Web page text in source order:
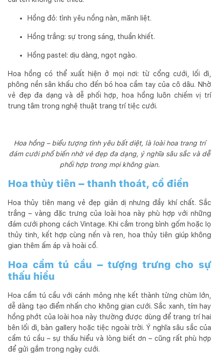
Hồng đỏ: tình yêu nồng nàn, mãnh liệt.
Hồng trắng: sự trong sáng, thuần khiết.
Hồng pastel: dịu dàng, ngọt ngào.
Hoa hồng có thể xuất hiện ở mọi nơi: từ cổng cưới, lối đi,
phông nền sân khấu cho đến bó hoa cầm tay của cô dâu. Nhờ
vẻ đẹp đa dạng và dễ phối hợp, hoa hồng luôn chiếm vị trí
trung tâm trong nghệ thuật trang trí tiệc cưới.
Hoa hồng – biểu tượng tình yêu bất diệt, là loài hoa trang trí
đám cưới phổ biến nhờ vẻ đẹp đa dạng, ý nghĩa sâu sắc và dễ
phối hợp trong mọi không gian.
Hoa thủy tiên – thanh thoát, cổ điển
Hoa thủy tiên mang vẻ đẹp giản dị nhưng đầy khí chất. Sắc
trắng – vàng đặc trưng của loài hoa này phù hợp với những
đám cưới phong cách Vintage. Khi cắm trong bình gốm hoặc lọ
thủy tinh, kết hợp cùng nến và ren, hoa thủy tiên giúp không
gian thêm ấm áp và hoài cổ.
Hoa cẩm tú cầu – tượng trưng cho sự
thấu hiểu
Hoa cẩm tú cầu với cánh mỏng nhẹ kết thành từng chùm lớn,
dễ dàng tạo điểm nhấn cho không gian cưới. Sắc xanh, tím hay
hồng phớt của loài hoa này thường được dùng để trang trí hai
bên lối đi, bàn gallery hoặc tiệc ngoài trời. Ý nghĩa sâu sắc của
cẩm tú cầu – sự thấu hiểu và lòng biết ơn – cũng rất phù hợp
để gửi gắm trong ngày cưới.